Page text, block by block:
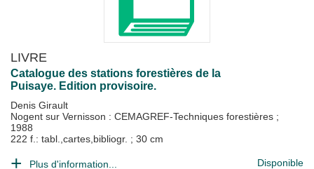
LIVRE
Catalogue des stations forestières de la
Puisaye. Edition provisoire.
Denis Girault
Nogent sur Vernisson : CEMAGREF-Techniques forestières ;
1988
222 f.: tabl.,cartes,bibliogr. ; 30 cm
Plus d'information... Disponible